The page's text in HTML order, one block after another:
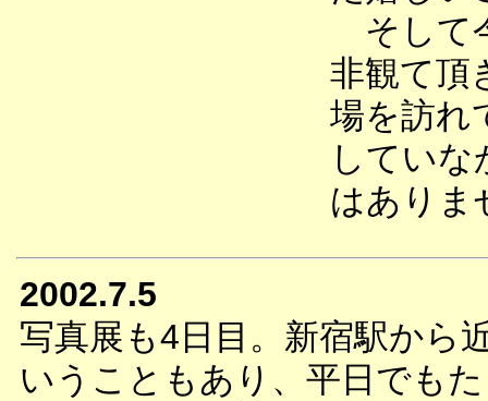
そして
非観て頂
場を訪れ
してい
はありま
2002.7.5
写真展も4日目。新宿駅から
いうこともあり、平日でも